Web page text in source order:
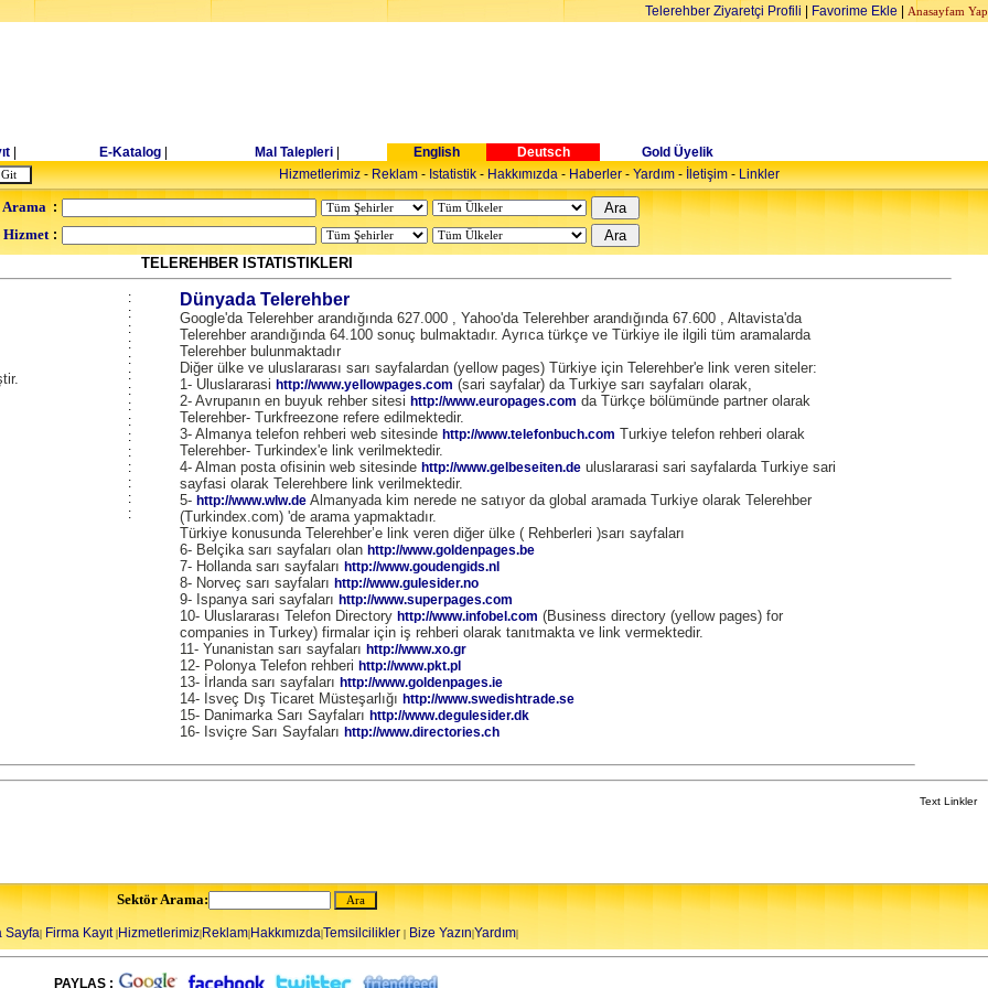
Telerehber Ziyaretçi Profili Favorime Ekle Anasayfam Yap
E-Katalog Mal Talepleri| English Deutsch Gold Üyelik
Hizmetlerimiz-Reklam-Istatistik-Hakkımızda-Haberler-Yardım-İletişim-Linkler
:
Hizmet :
TELEREHBER ISTATISTIKLERI
:
:
:
:
:
:
:
:
:
:
:
:
:
:
:
Dünyada Telerehber
Google'da Telerehber arandığında 627.000 , Yahoo'da Telerehber arandığında 67.600 , Altavista'da
Telerehber arandığında 64.100 sonuç bulmaktadır. Ayrıca türkçe ve Türkiye ile ilgili tüm aramalarda
Telerehber bulunmaktadır
Diğer ülke ve uluslararası sarı sayfalardan (yellow pages) Türkiye için Telerehber'e link veren siteler:
1- Uluslararasi http://www.yellowpages.com (sari sayfalar) da Turkiye sarı sayfaları olarak,
2- Avrupanın en buyuk rehber sitesi http://www.europages.com da Türkçe bölümünde partner olarak
Telerehber- Turkfreezone refere edilmektedir.
3- Almanya telefon rehberi web sitesinde http://www.telefonbuch.com Turkiye telefon rehberi olarak
Telerehber- Turkindex'e link verilmektedir.
4- Alman posta ofisinin web sitesinde http://www.gelbeseiten.deuluslararasi sari sayfalarda Turkiye sari
sayfasi olarak Telerehbere link verilmektedir.
5- http://www.wlw.deAlmanyada kim nerede ne satıyor da global aramada Turkiye olarak Telerehber
(Turkindex.com) 'de arama yapmaktadır.
Türkiye konusunda Telerehber’e link veren diğer ülke ( Rehberleri )sarı sayfaları
6- Belçika sarı sayfaları olan http://www.goldenpages.be
7- Hollanda sarı sayfaları http://www.goudengids.nl
8- Norveç sarı sayfaları http://www.gulesider.no
9- Ispanya sari sayfaları http://www.superpages.com
10- Uluslararası Telefon Directory http://www.infobel.com (Business directory (yellow pages) for
companies in Turkey) firmalar için iş rehberi olarak tanıtmakta ve link vermektedir.
11- Yunanistan sarı sayfaları http://www.xo.gr
12- Polonya Telefon rehberi http://www.pkt.pl
13- İrlanda sarı sayfaları http://www.goldenpages.ie
14- Isveç Dış Ticaret Müsteşarlığı http://www.swedishtrade.se
15- Danimarka Sarı Sayfaları http://www.degulesider.dk
16- Isviçre Sarı Sayfaları http://www.directories.ch
Text Linkler
Sektör Arama:
Sayfa| Firma Kayıt|Hizmetlerimiz|Reklam|Hakkımızda|Temsilcilikler | Bize Yazın|Yardım|
PAYLAŞ :